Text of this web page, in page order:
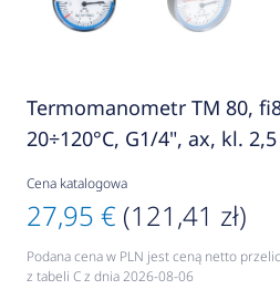
Termomanometr TM 80,
20÷120°C, G1/4", ax, kl. 2,5
Cena katalogowa
27,95 € (121,41 zł)
Podana cena w PLN jest ceną netto
z tabeli C z dnia 2026-08-06